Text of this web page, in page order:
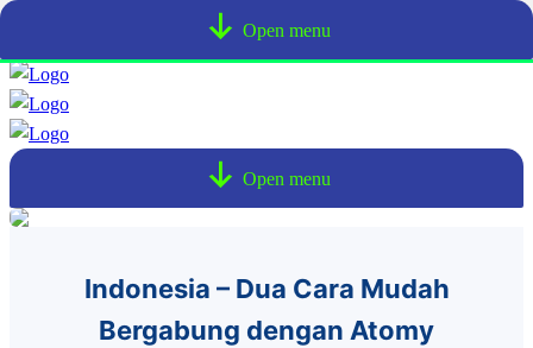
Open menu
Open menu
Indonesia – Dua Cara Mudah
Bergabung dengan Atomy